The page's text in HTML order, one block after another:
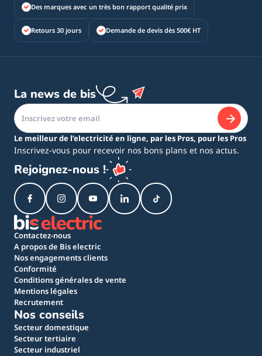
Des marques avec un très bon rapport qualité prix
Retours 30 jours Demande de devis dès 500€ HT
La news de bis
Le meilleur de l’electricité en ligne, par les Pros, pour les Pros
Inscrivez-vous pour recevoir nos bons plans et nos actus.
Rejoignez-nous !
Contactez-nous
A propos de Bis electric
Nos engagements clients
Conformité
Conditions générales de vente
Mentions légales
Recrutement
Nos conseils
Secteur domestique
Secteur tertiaire
Secteur industriel